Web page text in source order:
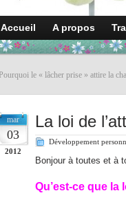
Accueil A propos
Pourquoi le « lâcher prise » attire la
mar
03
2012
La loi de
Développement
Bonjour à toutes et à
Qu’est-ce que la